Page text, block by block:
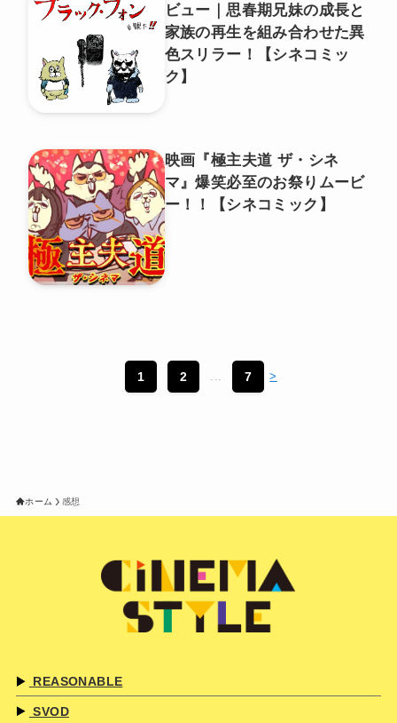
ビュー｜思春期兄妹の成長と
家族の再生を組み合わせた異
色スリラー！【シネコミッ
ク】
映画『極主夫道 ザ・シネ
マ』爆笑必至のお祭りムービ
ー！！【シネコミック】
1 2 ... 7 >
ホーム 感想
REASONABLE
SVOD